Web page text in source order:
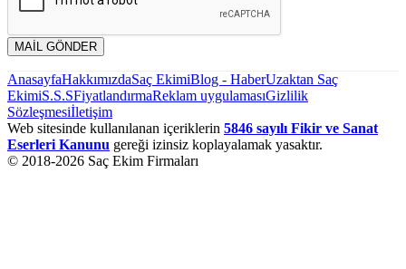
MAİL GÖNDER
AnasayfaHakkımızdaSaç EkimiBlog - HaberUzaktan Saç
EkimiS.S.SFiyatlandırmaReklam uygulamasıGizlilik
Sözleşmesiİletişim
Web sitesinde kullanılanan içeriklerin 5846 sayılı Fikir ve Sanat
Eserleri Kanunu gereği izinsiz koplayalamak yasaktır.
© 2018-2026 Saç Ekim Firmaları